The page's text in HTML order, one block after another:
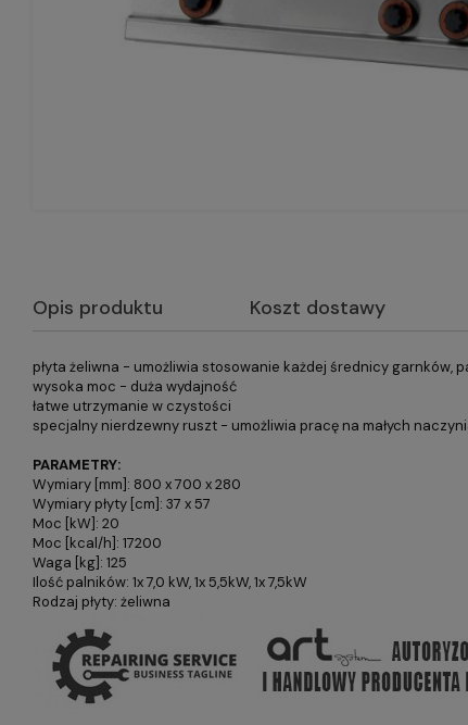
Opis produktu Koszt dostawy
płyta żeliwna - umożliwia stosowanie każdej średnicy garnków,
wysoka moc - duża wydajność
łatwe utrzymanie w czystości
specjalny nierdzewny ruszt - umożliwia pracę na małych
PARAMETRY:
Wymiary [mm]: 800 x 700 x 280
Wymiary płyty [cm]: 37 x 57
Moc [kW]: 20
Moc [kcal/h]: 17200
Waga [kg]: 125
Ilość palników: 1x 7,0 kW, 1x 5,5kW, 1x 7,5kW
Rodzaj płyty: żeliwna